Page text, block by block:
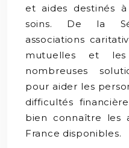
et aides destinés
soins. De la
associations
mutuelles et
nombreuses
pour aider les
difficultés
bien connaître les
France disponibles.